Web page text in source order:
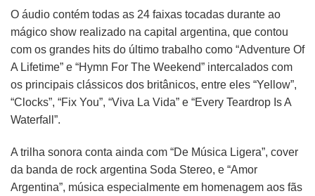
O áudio contém todas as 24 faixas tocadas durante ao
mágico show realizado na capital argentina, que contou
com os grandes hits do último trabalho como “Adventure Of
A Lifetime” e “Hymn For The Weekend” intercalados com
os principais clássicos dos britânicos, entre eles “Yellow”,
“Clocks”, “Fix You”, “Viva La Vida” e “Every Teardrop Is A
Waterfall”.
A trilha sonora conta ainda com “De Música Ligera”, cover
da banda de rock argentina Soda Stereo, e “Amor
Argentina”, música especialmente em homenagem aos fãs